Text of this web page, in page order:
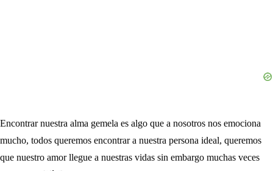
Encontrar nuestra alma gemela es algo que a nosotros nos emociona
mucho, todos queremos encontrar a nuestra persona ideal, queremos
que nuestro amor llegue a nuestras vidas sin embargo muchas veces